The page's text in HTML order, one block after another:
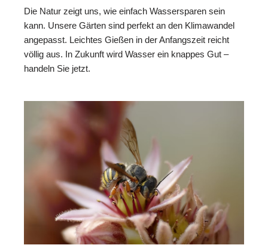
Die Natur zeigt uns, wie einfach Wassersparen sein
kann. Unsere Gärten sind perfekt an den Klimawandel
angepasst. Leichtes Gießen in der Anfangszeit reicht
völlig aus. In Zukunft wird Wasser ein knappes Gut –
handeln Sie jetzt.